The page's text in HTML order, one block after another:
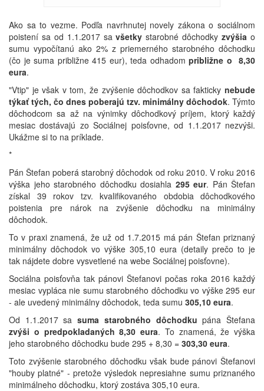
Ako sa to vezme. Podľa navrhnutej novely zákona o sociálnom
poistení sa od 1.1.2017 savšetkystarobné dôchodkyzvýšiao
sumu vypočítanú ako 2% z priemerného starobného dôchodku
(čo je suma približne 415 eur), teda odhadompribližne o 8,30
eura.
"Vtip" je však v tom, že zvýšenie dôchodkov sa fakticky nebude
týkať tých, čo dnes poberajú tzv. minimálny dôchodok. Týmto
dôchodcom sa až na výnimky dôchodkový príjem, ktorý každý
mesiac dostávajú zo Sociálnej poisťovne, od 1.1.2017 nezvýši.
Ukážme si to na príklade.
*
Pán Štefan poberá starobný dôchodok od roku 2010. V roku 2016
výška jeho starobného dôchodku dosiahla 295 eur. Pán Štefan
získal 39 rokov tzv. kvalifikovaného obdobia dôchodkového
poistenia pre nárok na zvýšenie dôchodku na minimálny
dôchodok.
To v praxi znamená, že už od 1.7.2015 má pán Štefan priznaný
minimálny dôchodok vo výške 305,10 eura (detaily prečo to je
tak nájdete dobre vysvetlené na webe Sociálnej poisťovne).
Sociálna poisťovňa tak pánovi Štefanovi počas roka 2016 každý
mesiac vypláca nie sumu starobného dôchodku vo výške 295 eur
- ale uvedený minimálny dôchodok, teda sumu 305,10 eura.
Od 1.1.2017 sasuma starobného dôchodkupána Štefana
zvýši o predpokladaných 8,30 eura. To znamená, že výška
jeho starobného dôchodku bude 295 + 8,30 = 303,30 eura.
Toto zvýšenie starobného dôchodku však bude pánovi Štefanovi
"houby platné" - pretože výsledok nepresiahne sumu priznaného
minimálneho dôchodku, ktorý zostáva 305,10 eura.